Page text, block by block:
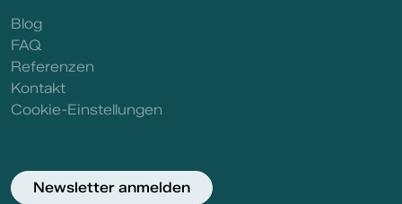
Blog
FAQ
Referenzen
Kontakt
Cookie-Einstellungen
Newsletter anmelden